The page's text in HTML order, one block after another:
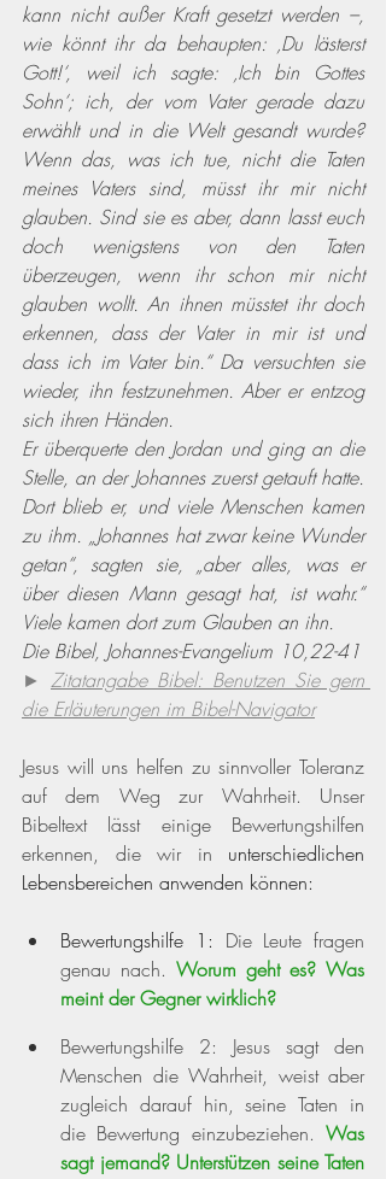
kann nicht außer Kraft gesetzt werden –,
wie könnt ihr da behaupten: ‚Du lästerst
Gott!‘, weil ich sagte: ‚Ich bin Gottes
Sohn‘; ich, der vom Vater gerade dazu
erwählt und in die Welt gesandt wurde?
Wenn das, was ich tue, nicht die Taten
meines Vaters sind, müsst ihr mir nicht
glauben. Sind sie es aber, dann lasst euch
doch wenigstens von den Taten
überzeugen, wenn ihr schon mir nicht
glauben wollt. An ihnen müsstet ihr doch
erkennen, dass der Vater in mir ist und
dass ich im Vater bin.“ Da versuchten sie
wieder, ihn festzunehmen. Aber er entzog
sich ihren Händen.
Er überquerte den Jordan und ging an die
Stelle, an der Johannes zuerst getauft hatte.
Dort blieb er, und viele Menschen kamen
zu ihm. „Johannes hat zwar keine Wunder
getan“, sagten sie, „aber alles, was er
über diesen Mann gesagt hat, ist wahr.“
Viele kamen dort zum Glauben an ihn.
Die Bibel, Johannes-Evangelium 10,22-41
► Zitatangabe Bibel: Benutzen Sie gern
die Erläuterungen im Bibel-Navigator
Jesus will uns helfen zu sinnvoller Toleranz
auf dem Weg zur Wahrheit. Unser
Bibeltext lässt einige Bewertungshilfen
erkennen, die wir in unterschiedlichen
Lebensbereichen anwenden können:
Bewertungshilfe 1: Die Leute fragen
genau nach. Worum geht es? Was
meint der Gegner wirklich?
Bewertungshilfe 2:
Jesus sagt den
Menschen die Wahrheit, weist aber
zugleich darauf hin, seine Taten in
die Bewertung einzubeziehen. Was
sagt jemand? Unterstützen seine Taten